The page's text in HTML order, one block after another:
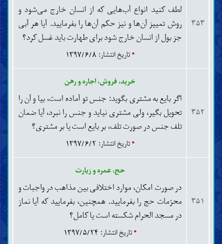
۳۵۳
لطف کنید انواع آب‌هایی که از انسان خارج می‌شود و
روش تمییز آن‌ها و نیز حکم آن‌ها را بفرمایید. آیا هر آبی
جز بول از انسان خارج شود برای طهارت باید غسل کرد؟
*تاریخ انتشار: ۱۳۹۷/۶/۸
۳۵۲
خرید، فروش، اجاره و رهن
اگر بایع به مشتری بگوید: جنس تو آماده است، بیا و آن را
تحویل بگیر، ولی مشتری نیاید و جنس را نبرد، آیا ضمان
تلف جنس در صورت تلف، بر بایع است یا بر مشتری؟
*تاریخ انتشار: ۱۳۹۷/۶/۲
۳۵۱
حج، عمره و زیارت
در صورت امکان، موارد اختلافی بین مذاهب در واجبات و
محرّمات حج را بفرمایید. همچنین، بفرمایید که آیا نماز
در مسجد الحرام شکسته است یا کامل؟
*تاریخ انتشار: ۱۳۹۷/۵/۲۴